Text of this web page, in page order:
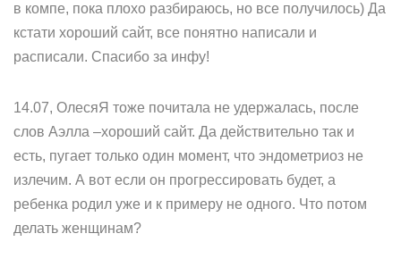
в компе, пока плохо разбираюсь, но все получилось) Да
кстати хороший сайт, все понятно написали и
расписали. Спасибо за инфу!
14.07, ОлесяЯ тоже почитала не удержалась, после
слов Аэлла –хороший сайт. Да действительно так и
есть, пугает только один момент, что эндометриоз не
излечим. А вот если он прогрессировать будет, а
ребенка родил уже и к примеру не одного. Что потом
делать женщинам?